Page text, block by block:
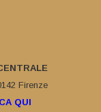
Firenze
QUI